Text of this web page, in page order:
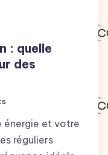
: quelle
des
énergie et votre
réguliers